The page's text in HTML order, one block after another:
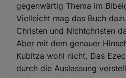
gegenwärtig Thema im
Vielleicht mag das Buch
Christen und Nichtchristen
Aber mit dem genauer
Kubitza wohl nicht, Das
durch die Auslassung